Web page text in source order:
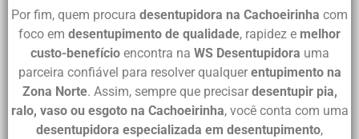
Por fim, quem procura desentupidora na Cachoeirinha com
foco em desentupimento de qualidade, rapidez e melhor
custo-benefícioencontra na WS Desentupidora uma
parceira confiável para resolver qualquer entupimento na
Zona Norte. Assim, sempre que precisar desentupir pia,
ralo, vaso ou esgoto na Cachoeirinha, você conta com uma
desentupidora especializada em desentupimento,